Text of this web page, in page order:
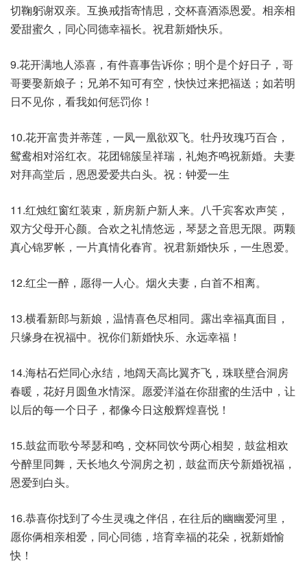
切鞠躬谢双亲。互换戒指寄情思，交杯喜酒添恩爱。相亲相
爱甜蜜久，同心同德幸福长。祝君新婚快乐。
9.花开满地人添喜，有件喜事告诉你；明个是个好日子，哥
哥要娶新娘子；兄弟不知可有空，快快过来把福送；如若明
日不见你，看我如何惩罚你！
10.花开富贵并蒂莲，一凤一凰欲双飞。牡丹玫瑰巧百合，
鸳鸯相对浴红衣。花团锦簇呈祥瑞，礼炮齐鸣祝新婚。夫妻
对拜高堂后，恩恩爱爱共白头。祝：钟爱一生
11.红烛红窗红装束，新房新户新人来。八千宾客欢声笑，
双方父母开心颜。合欢之礼情悠远，琴瑟之音思无限。两颗
真心锦罗帐，一片真情化春宵。祝君新婚快乐，一生恩爱。
12.红尘一醉，愿得一人心。烟火夫妻，白首不相离。
13.横看新郎与新娘，温情喜色尽相同。露出幸福真面目，
只缘身在祝福中。祝你们新婚快乐、永远幸福！
14.海枯石烂同心永结，地阔天高比翼齐飞，珠联壁合洞房
春暖，花好月圆鱼水情深。愿爱洋溢在你甜蜜的生活中，让
以后的每一个日子，都像今日这般辉煌喜悦！
15.鼓盆而歌兮琴瑟和鸣，交杯同饮兮两心相契，鼓盆相欢
兮醉里同舞，天长地久兮洞房之初，鼓盆而庆兮新婚祝福，
恩爱到白头。
16.恭喜你找到了今生灵魂之伴侣，在往后的幽幽爱河里，
愿你俩相亲相爱，同心同德，培育幸福的花朵，祝新婚愉
快！